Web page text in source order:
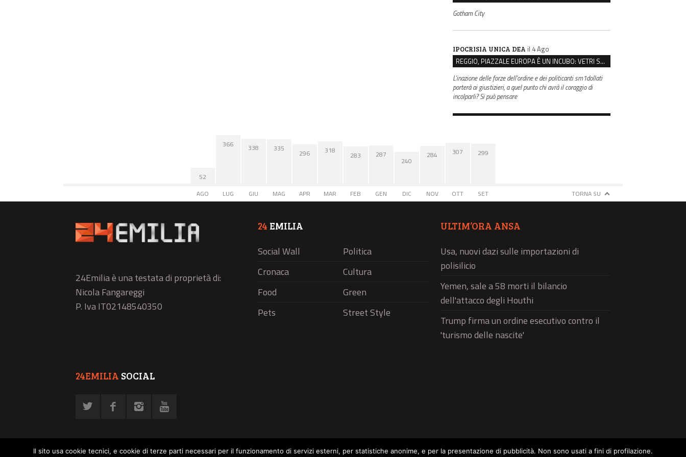
Gotham City
IPOCRISIA UNICA DEA il 4 Ago
REGGIO, PIAZZALE EUROPA È UN INCUBO: VETRI SPACCATI E FURTI SULLE AUTO IN SOSTA
L'inazione delle forze dell'ordine e dei politicanti sm1dollati
porterà ai giustizieri, a quel punto chi avrà il coraggio di
incolparli? Si può pensare
52
AGO
366
LUG
338
GIU
335
MAG
296
APR
318
MAR
283
FEB
287
GEN
240
DIC
284
NOV
307
OTT
299
SET TORNA SU
24Emilia è una testata di proprietà di:
Nicola Fangareggi
P. Iva IT02148540350
24 EMILIA
Social Wall
Politica
Cronaca
Cultura
Food
Green
Pets
Street Style
ULTIM’ORA ANSA
Usa, nuovi dazi sulle importazioni di
polisilicio
Yemen, sale a 58 morti il bilancio
dell'attacco degli Houthi
Trump firma un ordine esecutivo contro il
'turismo delle nascite'
24EMILIA SOCIAL
Il sito usa cookie tecnici, e cookie di terze parti necessari per il funzionamento di servizi esterni, per statistiche anonime, e per la presentazione di pubblicità. Non sono usati a fini di profilazione.